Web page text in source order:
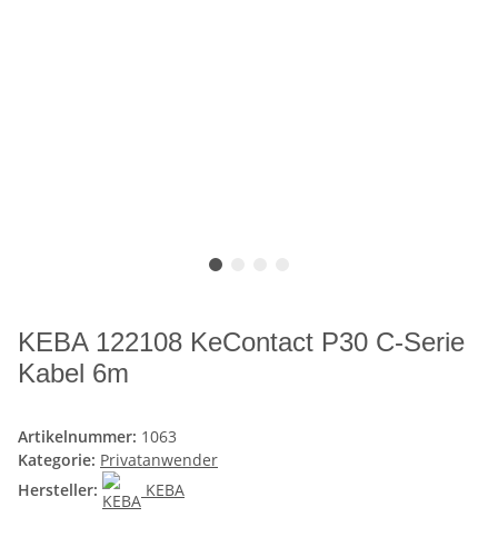
KEBA 122108 KeContact P30 C-Serie
Kabel 6m
Artikelnummer: 1063
Kategorie: Privatanwender
Hersteller:
KEBA